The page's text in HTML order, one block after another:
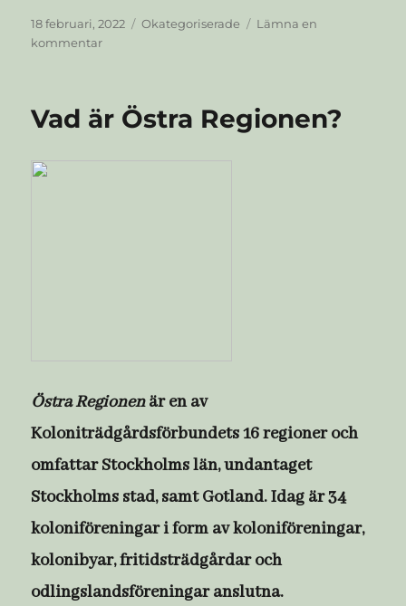
Publicerat
den
18 februari, 2022 Kategorier
Okategoriserade
Lämna en
kommentartill
vad
Vad är Östra Regionen?
Östra Regionenär en av
Koloniträdgårdsförbundets 16 regioner och
omfattar Stockholms län, undantaget
Stockholms stad, samt Gotland. Idag är 34
koloniföreningar i form av koloniföreningar,
kolonibyar, fritidsträdgårdar och
odlingslandsföreningar anslutna.